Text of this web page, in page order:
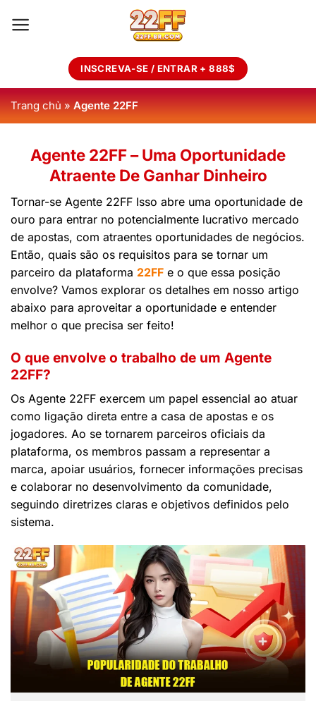
INSCREVA-SE / ENTRAR + 888$
Trang chủ»Agente 22FF
Agente 22FF – Uma Oportunidade
Atraente De Ganhar Dinheiro
Tornar-se Agente 22FF Isso abre uma oportunidade de
ouro para entrar no potencialmente lucrativo mercado
de apostas, com atraentes oportunidades de negócios.
Então, quais são os requisitos para se tornar um
parceiro da plataforma 22FF e o que essa posição
envolve? Vamos explorar os detalhes em nosso artigo
abaixo para aproveitar a oportunidade e entender
melhor o que precisa ser feito!
O que envolve o trabalho de um Agente
22FF?
Os Agente 22FF exercem um papel essencial ao atuar
como ligação direta entre a casa de apostas e os
jogadores. Ao se tornarem parceiros oficiais da
plataforma, os membros passam a representar a
marca, apoiar usuários, fornecer informações precisas
e colaborar no desenvolvimento da comunidade,
seguindo diretrizes claras e objetivos definidos pelo
sistema.